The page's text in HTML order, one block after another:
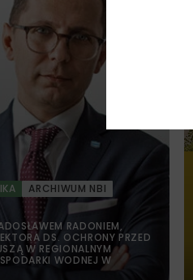
ARCHIWUM NBI
RADONIEM,
DS. OCHRONY PRZED
W REGIONALNYM
WODNEJ W